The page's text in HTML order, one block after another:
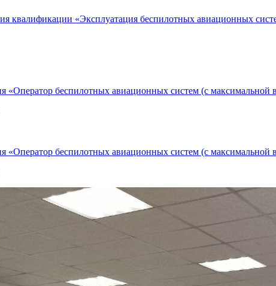
квалификации «Эксплуатация беспилотных авиационных
«Оператор беспилотных авиационных систем (с максимальной
«Оператор беспилотных авиационных систем (с максимальной